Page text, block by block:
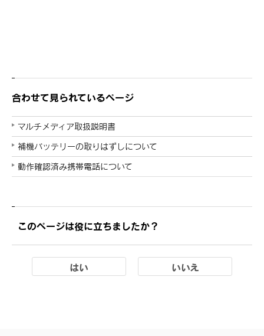
合わせて見られているページ
マルチメディア取扱説明書
補機バッテリーの取りはずしについて
動作確認済み携帯電話について
このページは役に立ちましたか？
はい いいえ